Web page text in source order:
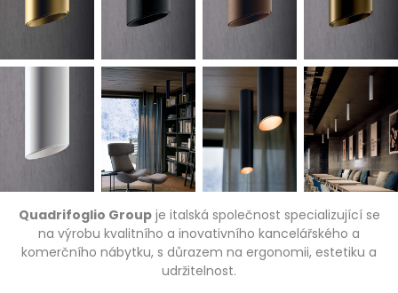
Quadrifoglio Groupje italská společnost specializující se
na výrobu kvalitního a inovativního kancelářského a
komerčního nábytku, s důrazem na ergonomii, estetiku a
udržitelnost.